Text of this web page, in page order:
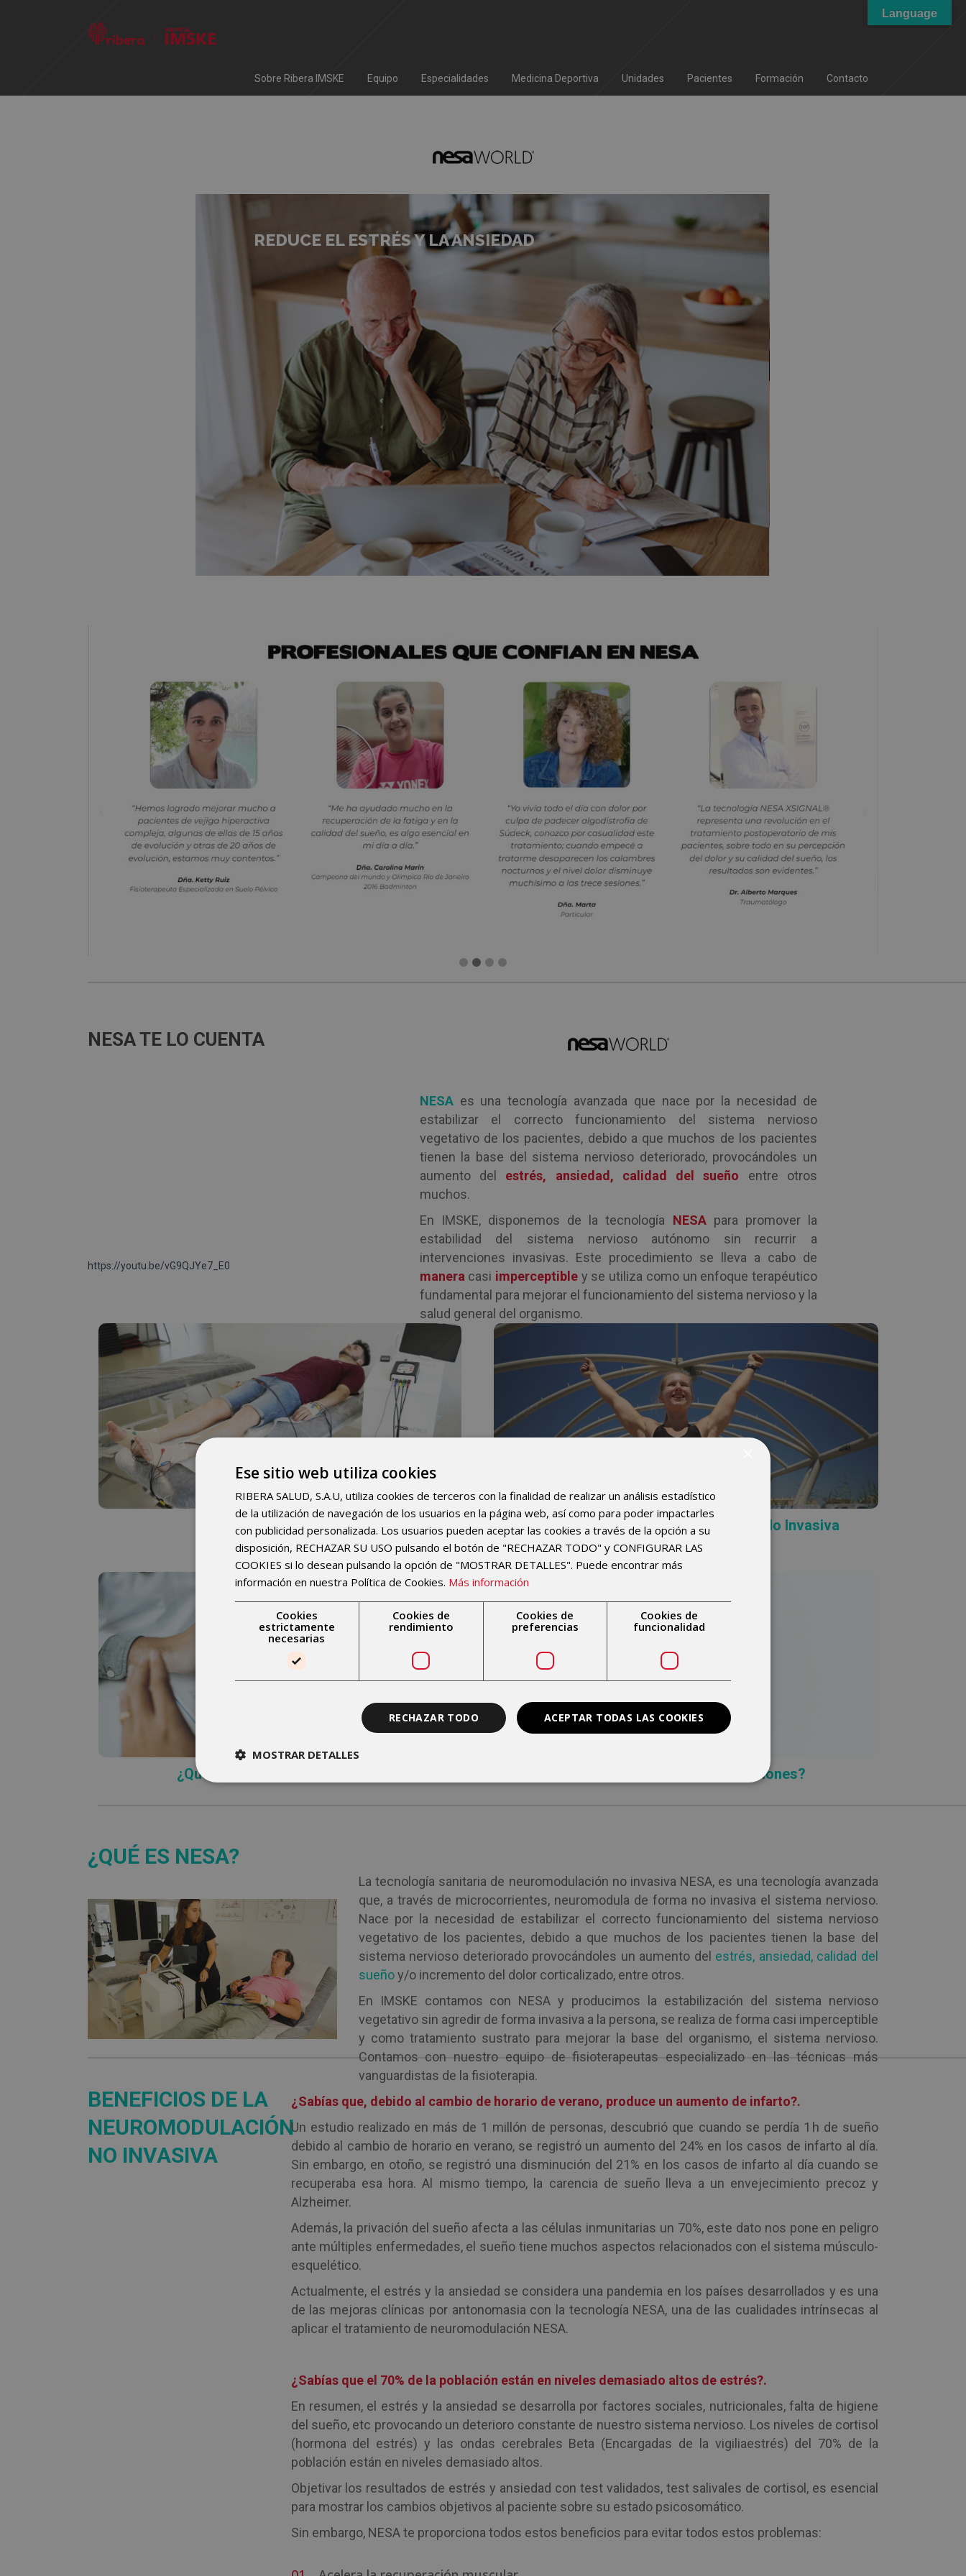
Sobre Ribera IMSKE Equipo Especialidades Medicina Deportiva Unidades Pacientes Formación Contacto
OLVÍDATE DEL INSOMNIO SIN MEDICAMENTOS
REDUCE EL ESTRÉS Y LA ANSIEDAD
NESA TE LO CUENTA
https://youtu.be/vG9QJYe7_E0
NESA es una tecnología avanzada que nace por la necesidad de
estabilizar el correcto funcionamiento del sistema nervioso
vegetativo de los pacientes, debido a que muchos de los pacientes
tienen la base del sistema nervioso deteriorado, provocándoles un
aumento del estrés, ansiedad, calidad del sueño entre otros
muchos.
En IMSKE, disponemos de la tecnología NESApara promover la
estabilidad del sistema nervioso autónomo sin recurrir a
intervenciones invasivas. Este procedimiento se lleva a cabo de
maneracasi imperceptible y se utiliza como un enfoque terapéutico
fundamental para mejorar el funcionamiento del sistema nervioso y la
salud general del organismo.
Descubre NESA
Conoce más sobre la Neuromodulación No Invasiva
¿Qué es NESA?
CONTRAINDICACIONES
Mira cuáles son las contraindicaciones
¿Qué contraindicaciones tiene?
BENEFICIOS DE NESA
Conoce los beneficios de la Neuromodulación No Invasiva
Beneficios de la Neuromodulación No Invasiva
DURACIÓN DE LAS SESIONES
¿Cuánto tiempo duran las sesiones?
¿QUÉ ES NESA?
La tecnología sanitaria de neuromodulación no invasiva NESA, es una tecnología avanzada
que, a través de microcorrientes, neuromodula de forma no invasiva el sistema nervioso.
Nace por la necesidad de estabilizar el correcto funcionamiento del sistema nervioso
vegetativo de los pacientes, debido a que muchos de los pacientes tienen la base del
sistema nervioso deteriorado provocándoles un aumento del estrés, ansiedad, calidad del
sueñoy/o incremento del dolor corticalizado, entre otros.
En IMSKE contamos con NESA y producimos la estabilización del sistema nervioso
vegetativo sin agredir de forma invasiva a la persona, se realiza de forma casi imperceptible
y como tratamiento sustrato para mejorar la base del organismo, el sistema nervioso.
Contamos con nuestro equipo de fisioterapeutas especializado en las técnicas más
vanguardistas de la fisioterapia.
BENEFICIOS DE LA
NEUROMODULACIÓN
NO INVASIVA
¿Sabías que, debido al cambio de horario de verano, produce un aumento de infarto?.
Un estudio realizado en más de 1 millón de personas, descubrió que cuando se perdía 1 h de sueño
debido al cambio de horario en verano, se registró un aumento del 24% en los casos de infarto al día.
Sin embargo, en otoño, se registró una disminución del 21% en los casos de infarto al día cuando se
recuperaba esa hora. Al mismo tiempo, la carencia de sueño lleva a un envejecimiento precoz y
Alzheimer.
Además, la privación del sueño afecta a las células inmunitarias un 70%, este dato nos pone en peligro
ante múltiples enfermedades, el sueño tiene muchos aspectos relacionados con el sistema músculo-
esquelético.
Actualmente, el estrés y la ansiedad se considera una pandemia en los países desarrollados y es una
de las mejoras clínicas por antonomasia con la tecnología NESA, una de las cualidades intrínsecas al
aplicar el tratamiento de neuromodulación NESA.
¿Sabías que el 70% de la población están en niveles demasiado altos de estrés?.
En resumen, el estrés y la ansiedad se desarrolla por factores sociales, nutricionales, falta de higiene
del sueño, etc provocando un deterioro constante de nuestro sistema nervioso. Los niveles de cortisol
(hormona del estrés) y las ondas cerebrales Beta (Encargadas de la vigiliaestrés) del 70% de la
población están en niveles demasiado altos.
Objetivar los resultados de estrés y ansiedad con test validados, test salivales de cortisol, es esencial
para mostrar los cambios objetivos al paciente sobre su estado psicosomático.
Sin embargo, NESA te proporciona todos estos beneficios para evitar todos estos problemas:
Language
Ese sitio web utiliza cookies
RIBERA SALUD, S.A.U, utiliza cookies de terceros con la finalidad de realizar un análisis estadístico
de la utilización de navegación de los usuarios en la página web, así como para poder impactarles
con publicidad personalizada. Los usuarios pueden aceptar las cookies a través de la opción a su
disposición, RECHAZAR SU USO pulsando el botón de "RECHAZAR TODO" y CONFIGURAR LAS
COOKIES si lo desean pulsando la opción de "MOSTRAR DETALLES". Puede encontrar más
información en nuestra Política de Cookies. Más información
Cookies
estrictamente
necesarias
Cookies de
rendimiento
Cookies de
preferencias
Cookies de
funcionalidad
ACEPTAR TODAS LAS COOKIES
RECHAZAR TODO
MOSTRAR DETALLES